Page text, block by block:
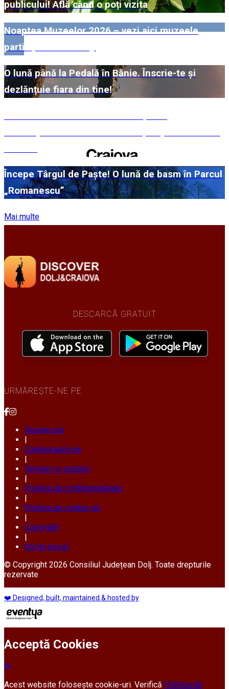
publicului! Află când o poți vizita
Noaptea Muzeelor 2026 – vezi aici muzeele
participante din Dolj!
O lună până la Pedală în Bănie. Înscrie-te și
dezlănțuie fiara din tine!
Începe Târgul de Paște! O lună de basm în Parcul
„Romanescu”
Mai multe
DESCARCĂ GRATUIT
URMĂREȘTE-NE PE
Despre noi
|
Contactează-ne
|
Termeni și condiții
|
Politica de confidențialitate
|
Politica de cookie-uri
|
Copyright
|
Kit de presă
© Copyright 2026 Consiliul Județean Dolj. Toate drepturile
rezervate
❤️ Designed, built, maintained & hosted by
Acceptă Cookies
Acest website folosește cookie-uri. Verifică Politica de